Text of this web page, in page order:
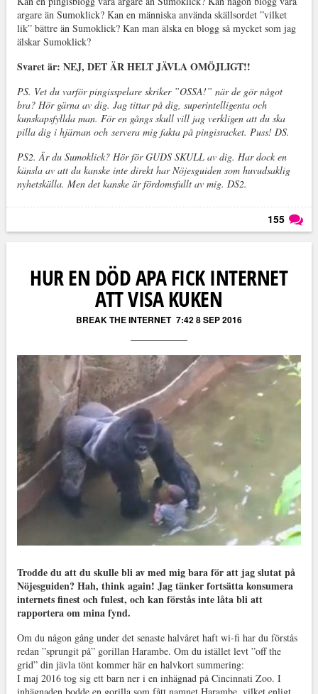
argare än Sumoklick? Kan en människa använda skällsordet ”vilket
lik” bättre än Sumoklick? Kan man älska en blogg så mycket som jag
älskar Sumoklick?
Svaret är: NEJ, DET ÄR HELT JÄVLA OMÖJLIGT!!
PS. Vet du varför pingisspelare skriker ”OSSA!” när de gör något
bra? Hör gärna av dig. Jag tittar på dig, superintelligenta och
kunskapsfyllda man. För en gångs skull vill jag verkligen att du ska
pilla dig i hjärnan och servera mig fakta på pingisracket. Puss! DS.
PS2. Är du Sumoklick? Hör för GUDS SKULL av dig. Har dock en
känsla av att du kanske inte direkt har Nöjesguiden som huvudsaklig
nyhetskälla. Men det kanske är fördomsfullt av mig. DS2.
155
HUR EN DÖD APA FICK INTERNET
ATT VISA KUKEN
BREAK THE INTERNET 7:42 8 SEP 2016
Trodde du att du skulle bli av med mig bara för att jag slutat på
Nöjesguiden? Hah, think again! Jag tänker fortsätta konsumera
internets finest och fulest, och kan förstås inte låta bli att
rapportera om mina fynd.
Om du någon gång under det senaste halvåret haft wi-fi har du förstås
redan ”sprungit på” gorillan Harambe. Om du istället levt ”off the
grid” din jävla tönt kommer här en halvkort summering:
I maj 2016 tog sig ett barn ner i en inhägnad på Cincinnati Zoo. I